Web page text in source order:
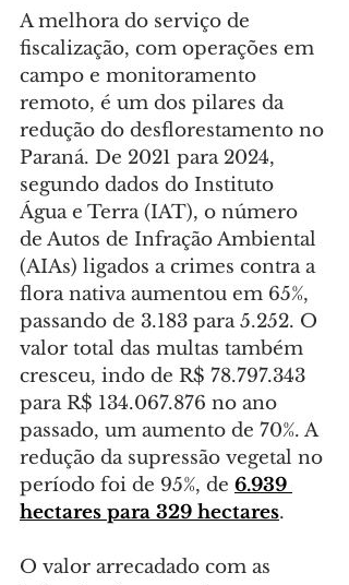
A melhora do serviço de
fiscalização, com operações em
campo e monitoramento
remoto, é um dos pilares da
redução do desflorestamento no
Paraná. De 2021 para 2024,
segundo dados do Instituto
Água e Terra (IAT), o número
de Autos de Infração Ambiental
(AIAs) ligados a crimes contra a
flora nativa aumentou em 65%,
passando de 3.183 para 5.252. O
valor total das multas também
cresceu, indo de R$ 78.797.343
para R$ 134.067.876 no ano
passado, um aumento de 70%. A
redução da supressão vegetal no
período foi de 95%, de 6.939
hectares para 329 hectares.
O valor arrecadado com as